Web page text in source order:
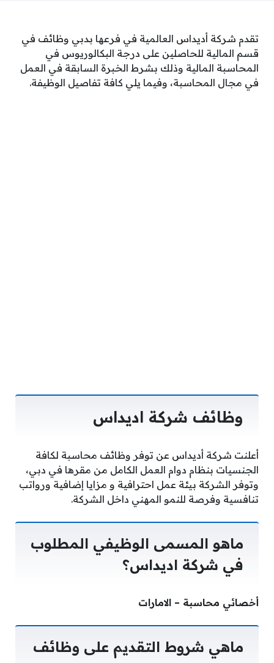
تقدم شركة أديداس العالمية في فرعها بدبي وظائف في
قسم المالية للحاصلين على درجة البكالوريوس في
المحاسبة المالية وذلك بشرط الخبرة السابقة في العمل
في مجال المحاسبة، وفيما يلي كافة تفاصيل الوظيفة.
وظائف شركة اديداس
أعلنت شركة أديداس عن توفر وظائف محاسبة لكافة
الجنسيات بنظام دوام العمل الكامل من مقرها في دبي،
وتوفر الشركة بيئة عمل احترافية و مزايا إضافية ورواتب
تنافسية وفرصة للنمو المهني داخل الشركة.
ماهو المسمى الوظيفي المطلوب
في شركة اديداس؟
أخصائي محاسبة – الامارات
ماهي شروط التقديم على وظائف